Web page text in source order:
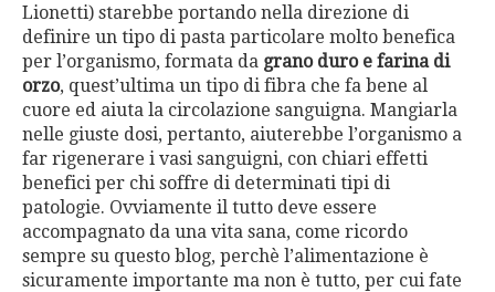
Lionetti) starebbe portando nella direzione di
definire un tipo di pasta particolare molto benefica
per l’organismo, formata da grano duro e farina di
orzo, quest’ultima un tipo di fibra che fa bene al
cuore ed aiuta la circolazione sanguigna. Mangiarla
nelle giuste dosi, pertanto, aiuterebbe l’organismo a
far rigenerare i vasi sanguigni, con chiari effetti
benefici per chi soffre di determinati tipi di
patologie. Ovviamente il tutto deve essere
accompagnato da una vita sana, come ricordo
sempre su questo blog, perchè l’alimentazione è
sicuramente importante ma non è tutto, per cui fate